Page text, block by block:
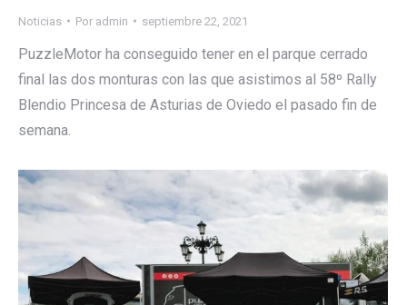
Noticias Por admin septiembre 22, 2021
PuzzleMotor ha conseguido tener en el parque cerrado
final las dos monturas con las que asistimos al 58º Rally
Blendio Princesa de Asturias de Oviedo el pasado fin de
semana.